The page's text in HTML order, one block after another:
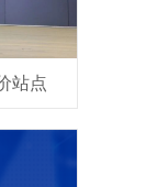
站点